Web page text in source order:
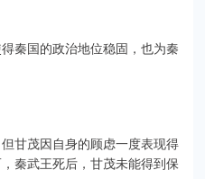
秦国的政治地位稳固，也为秦
甘茂因自身的顾虑一度表现得
秦武王死后，甘茂未能得到保